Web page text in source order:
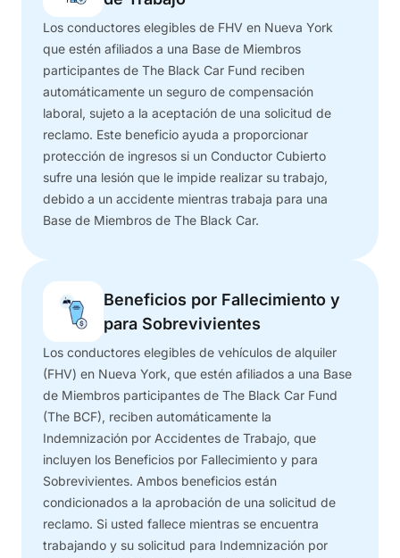
Los conductores elegibles de FHV en Nueva York
que estén afiliados a una Base de Miembros
participantes de The Black Car Fund reciben
automáticamente un seguro de compensación
laboral, sujeto a la aceptación de una solicitud de
reclamo. Este beneficio ayuda a proporcionar
protección de ingresos si un Conductor Cubierto
sufre una lesión que le impide realizar su trabajo,
debido a un accidente mientras trabaja para una
Base de Miembros de The Black Car.
Beneficios por Fallecimiento y
para Sobrevivientes
Los conductores elegibles de vehículos de alquiler
(FHV) en Nueva York, que estén afiliados a una Base
de Miembros participantes de The Black Car Fund
(The BCF), reciben automáticamente la
Indemnización por Accidentes de Trabajo, que
incluyen los Beneficios por Fallecimiento y para
Sobrevivientes. Ambos beneficios están
condicionados a la aprobación de una solicitud de
reclamo. Si usted fallece mientras se encuentra
trabajando y su solicitud para Indemnización por